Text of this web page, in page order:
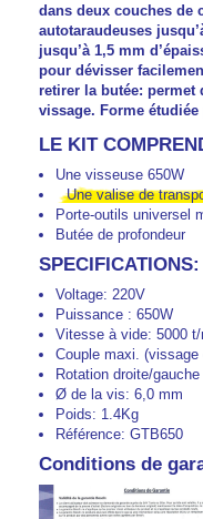
dans deux couches de
autotaraudeuses
jusqu’à 1,5 mm
pour dévisser
retirer la butée: permet
vissage. Forme
LE KIT
Une visseuse 650W
Une valise de
Porte-outils universel
Butée de profondeur
SPECIFICATIONS:
Voltage: 220V
Puissance : 650W
Vitesse à vide: 5000
Couple maxi. (vissage
Rotation droite/gauche
Ø de la vis: 6,0 mm
Poids: 1.4Kg
Référence: GTB650
Conditions de